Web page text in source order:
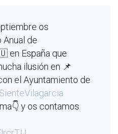
os
de
en España que
ilusión en 📌
el Ayuntamiento de
y os contamos